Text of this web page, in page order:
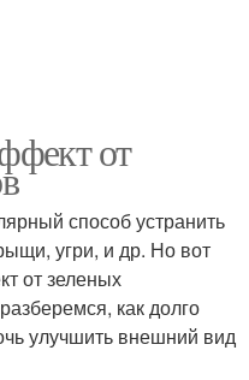
от
способ устранить
угри, и др. Но вот
от зеленых
как долго
улучшить внешний вид